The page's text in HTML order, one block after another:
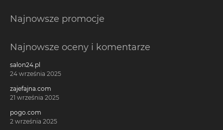
Najnowsze promocje
Najnowsze oceny i komentarze
salon24.pl
24 września 2025
zajefajna.com
21 września 2025
pogo.com
2 września 2025